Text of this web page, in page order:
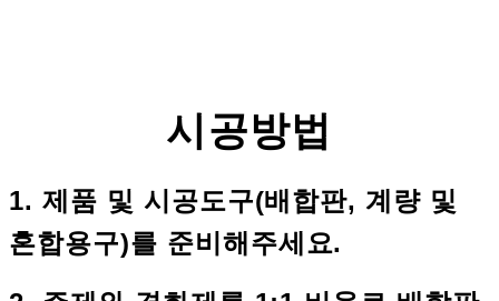
시공방법
1. 제품 및 시공도구(배합판, 계량 및
혼합용구)를 준비해주세요.